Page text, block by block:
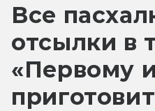
Все
отсылки в
«Первому